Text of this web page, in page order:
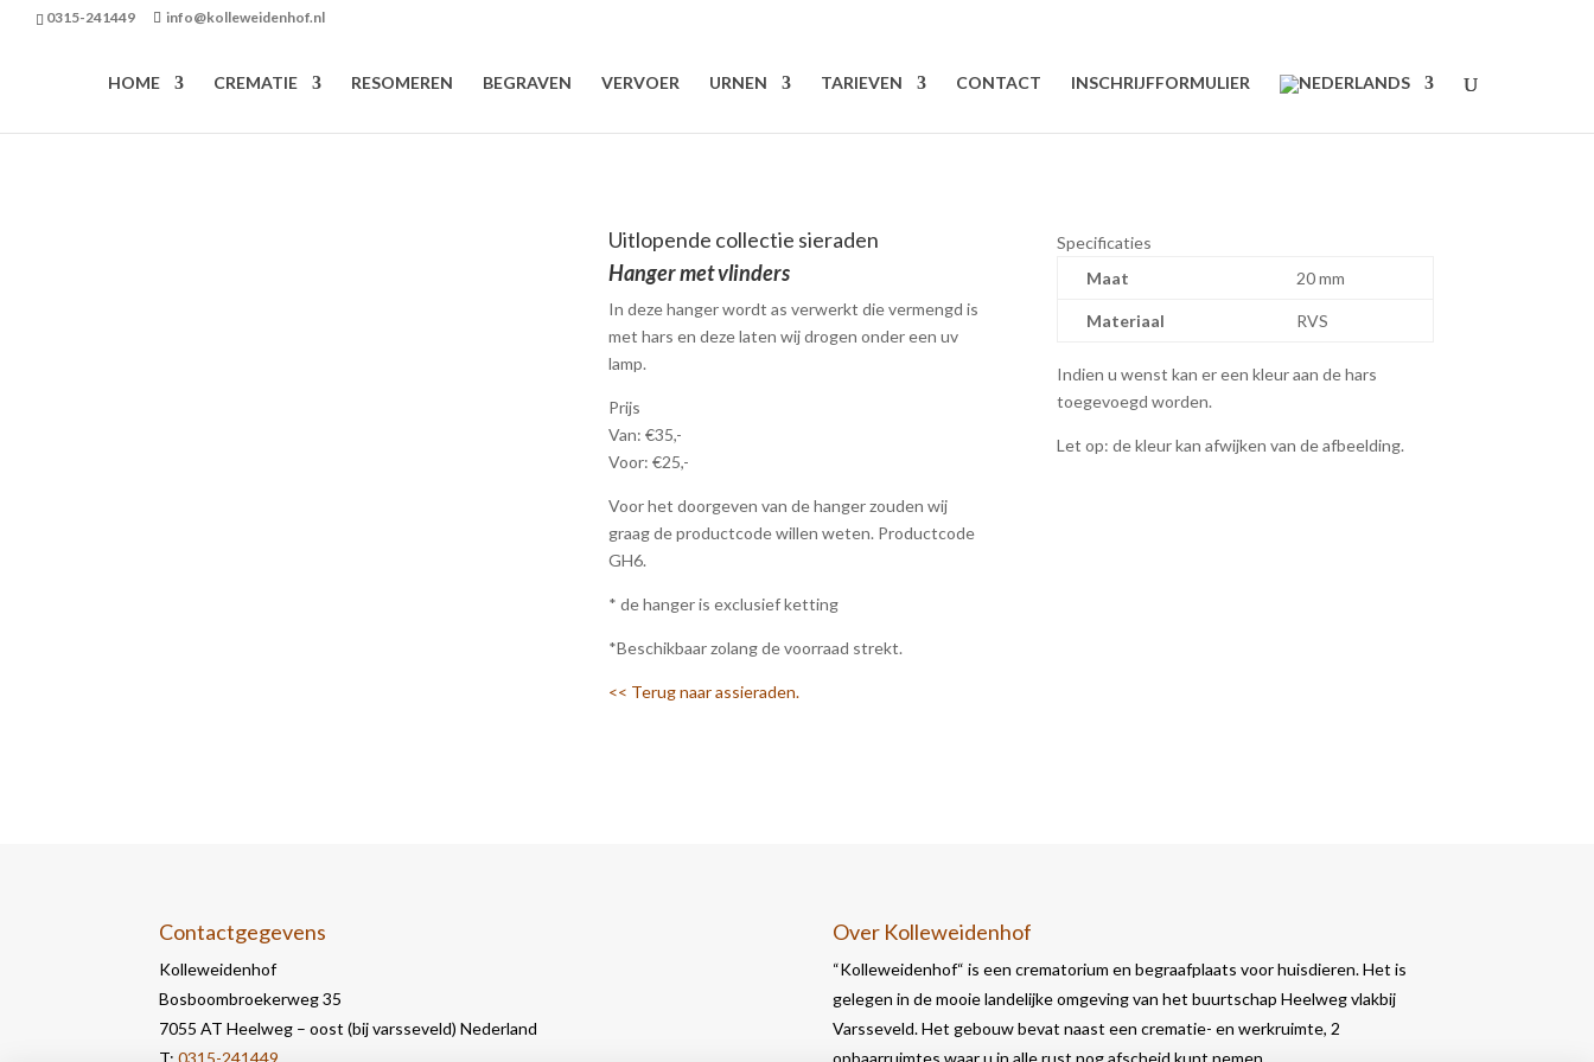
0315-241449 info@kolleweidenhof.nl
HOME CREMATIE RESOMEREN BEGRAVEN VERVOER URNEN TARIEVEN CONTACT INSCHRIJFFORMULIER
Uitlopende collectie sieraden
Hanger met vlinders
In deze hanger wordt as verwerkt die vermengd is
met hars en deze laten wij drogen onder een uv
lamp.
Prijs
Van: €35,-
Voor: €25,-
Voor het doorgeven van de hanger zouden wij
graag de productcode willen weten. Productcode
GH6.
* de hanger is exclusief ketting
*Beschikbaar zolang de voorraad strekt.
<< Terug naar assieraden.
Specificaties
Maat
20 mm
Materiaal RVS
Indien u wenst kan er een kleur aan de hars
toegevoegd worden.
Let op: de kleur kan afwijken van de afbeelding.
Contactgegevens
Kolleweidenhof
Bosboombroekerweg 35
7055 AT Heelweg – oost (bij varsseveld) Nederland
T:0315-241449
Over Kolleweidenhof
“Kolleweidenhof“ is een crematorium en begraafplaats voor huisdieren. Het is
gelegen in de mooie landelijke omgeving van het buurtschap Heelweg vlakbij
Varsseveld. Het gebouw bevat naast een crematie- en werkruimte, 2
opbaarruimtes waar u in alle rust nog afscheid kunt nemen.